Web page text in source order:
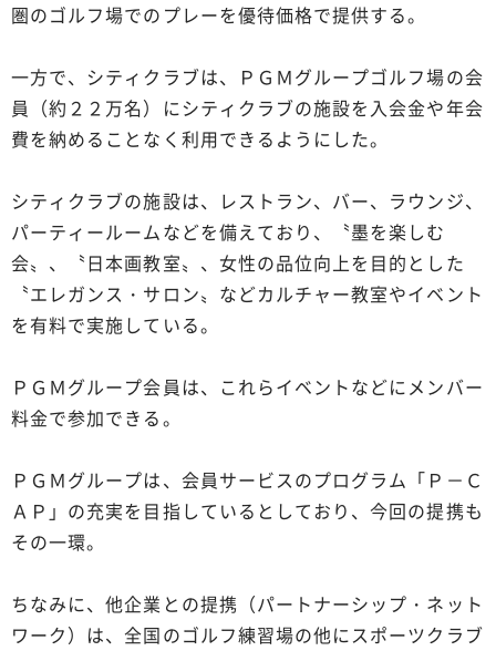
圏のゴルフ場でのプレーを優待価格で提供する。
一方で、シティクラブは、ＰＧＭグループゴルフ場の会
員（約２２万名）にシティクラブの施設を入会金や年会
費を納めることなく利用できるようにした。
シティクラブの施設は、レストラン、バー、ラウンジ、
パーティールームなどを備えており、〝墨を楽しむ
会〟、〝日本画教室〟、女性の品位向上を目的とした
〝エレガンス・サロン〟などカルチャー教室やイベント
を有料で実施している。
ＰＧＭグループ会員は、これらイベントなどにメンバー
料金で参加できる。
ＰＧＭグループは、会員サービスのプログラム「Ｐ－Ｃ
ＡＰ」の充実を目指しているとしており、今回の提携も
その一環。
ちなみに、他企業との提携（パートナーシップ・ネット
ワーク）は、全国のゴルフ練習場の他にスポーツクラブ